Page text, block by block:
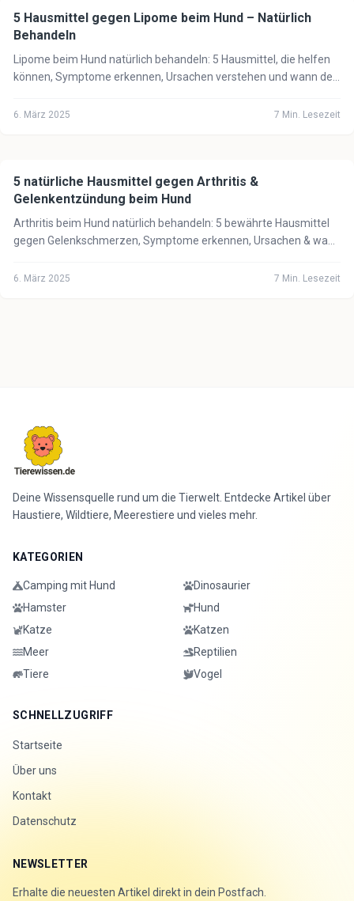
🐕 Hund
5 Hausmittel gegen Lipome beim Hund – Natürlich
Behandeln
Lipome beim Hund natürlich behandeln: 5 Hausmittel, die helfen
können, Symptome erkennen, Ursachen verstehen und wann der
6. März 2025 7 Min. Lesezeit
🐕 Hund
5 natürliche Hausmittel gegen Arthritis &
Gelenkentzündung beim Hund
Arthritis beim Hund natürlich behandeln: 5 bewährte Hausmittel
gegen Gelenkschmerzen, Symptome erkennen, Ursachen & wann
6. März 2025 7 Min. Lesezeit
Deine Wissensquelle rund um die Tierwelt. Entdecke Artikel über
Haustiere, Wildtiere, Meerestiere und vieles mehr.
KATEGORIEN
Camping mit Hund
Dinosaurier
Hamster
Hund
Katze
Katzen
Meer
Reptilien
Tiere
Vogel
SCHNELLZUGRIFF
Startseite
Über uns
Kontakt
Datenschutz
NEWSLETTER
Erhalte die neuesten Artikel direkt in dein Postfach.